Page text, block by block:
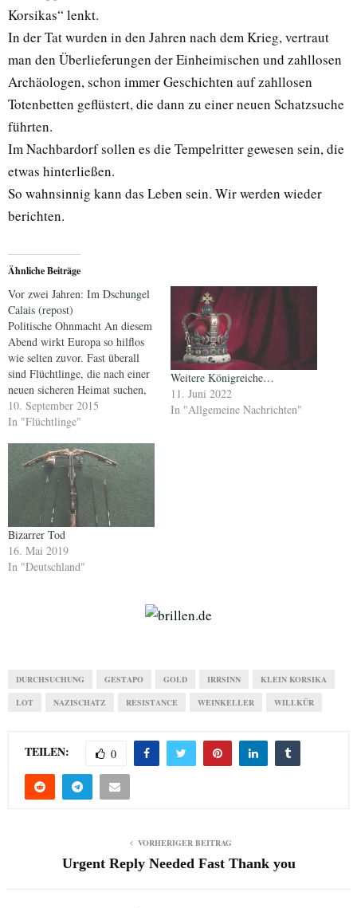
Korsikas“ lenkt.
In der Tat wurden in den Jahren nach dem Krieg, vertraut
man den Überlieferungen der Einheimischen und zahllosen
Archäologen, schon immer Geschichten auf zahllosen
Totenbetten geflüstert, die dann zu einer neuen Schatzsuche
führten.
Im Nachbardorf sollen es die Tempelritter gewesen sein, die
etwas hinterließen.
So wahnsinnig kann das Leben sein. Wir werden wieder
berichten.
Ähnliche Beiträge
Vor zwei Jahren: Im Dschungel
Calais (repost)
Politische Ohnmacht An diesem
Abend wirkt Europa so hilflos
wie selten zuvor. Fast überall
sind Flüchtlinge, die nach einer
neuen sicheren Heimat suchen,
regelrecht begehren. Ungarn
und der seltsam nationalistische
Todesstrafe forderte, setzt die
EU einer weiteren humanitären
Katastrophe aus. Macht um
jeden Preis, ohne…
10. September 2015
In "Flüchtlinge"
Weitere Königreiche…
11. Juni 2022
In "Allgemeine Nachrichten"
Bizarrer Tod
16. Mai 2019
In "Deutschland"
DURCHSUCHUNG GESTAPO GOLD IRRSINN KLEIN KORSIKA
LOT NAZISCHATZ RESISTANCE WEINKELLER WILLKÜR
TEILEN: 0
VORHERIGER BEITRAG
Urgent Reply Needed Fast Thank you